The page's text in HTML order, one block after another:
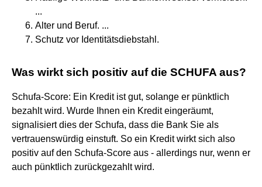
...
Alter und Beruf. ...
Schutz vor Identitätsdiebstahl.
Was wirkt sich positiv auf die SCHUFA aus?
Schufa-Score: Ein Kredit ist gut, solange er pünktlich
bezahlt wird. Wurde Ihnen ein Kredit eingeräumt,
signalisiert dies der Schufa, dass die Bank Sie als
vertrauenswürdig einstuft. So ein Kredit wirkt sich also
positiv auf den Schufa-Score aus - allerdings nur, wenn er
auch pünktlich zurückgezahlt wird.